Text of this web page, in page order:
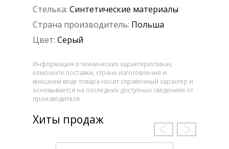
Стелька: Синтетические материалы
Страна производитель: Польша
Цвет: Серый
Информация о технических характеристиках,
комплекте поставки, стране изготовления и
внешнем виде товара носит справочный характер и
основывается на последних доступных сведениях от
производителя
Хиты продаж